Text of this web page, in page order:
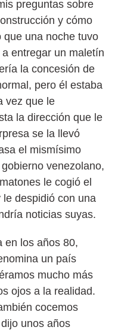
preguntas sobre
y cómo
que una noche tuvo
entregar un maletín
la concesión de
pero él estaba
vez que le
la dirección que le
se la llevó
el mismísimo
venezolano,
le cogió el
despidió con una
noticias suyas.
en los años 80,
un país
mucho más
ojos a la realidad.
cocemos
unos años